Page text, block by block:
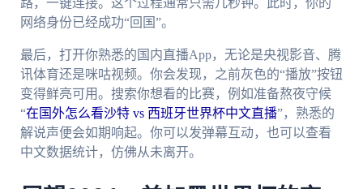
网络身份已经成功“回国”。
最后，打开你熟悉的国内直播App，无论是央视影音、腾
讯体育还是咪咕视频。你会发现，之前灰色的“播放”按钮
变得鲜亮可用。搜索你想看的比赛，例如准备熬夜守候
“在国外怎么看沙特 vs 西班牙世界杯中文直播”，熟悉的
解说声便会如期响起。你可以发弹幕互动，也可以查看
中文数据统计，仿佛从未离开。